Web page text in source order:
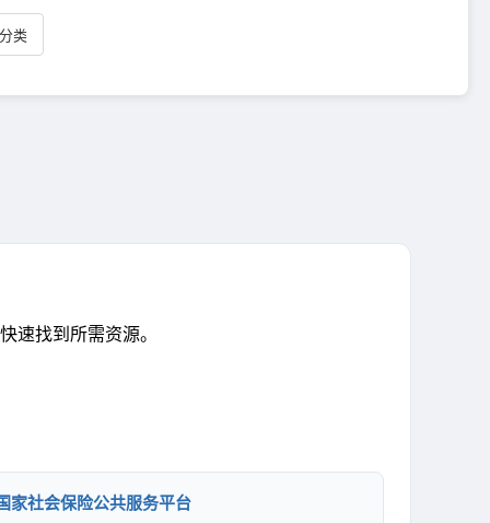
类
速找到所需资源。
家社会保险公共服务平台